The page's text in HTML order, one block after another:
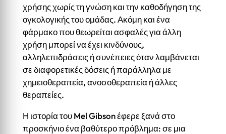
χρήσης χωρίς τη γνώση και την καθοδήγηση της
ογκολογικής του ομάδας. Ακόμη και ένα
φάρμακο που θεωρείται ασφαλές για άλλη
χρήση μπορεί να έχει κινδύνους,
αλληλεπιδράσεις ή συνέπειες όταν λαμβάνεται
σε διαφορετικές δόσεις ή παράλληλα με
χημειοθεραπεία, ανοσοθεραπεία ή άλλες
θεραπείες.
Η ιστορία του Mel Gibson έφερε ξανά στο
προσκήνιο ένα βαθύτερο πρόβλημα: σε μια